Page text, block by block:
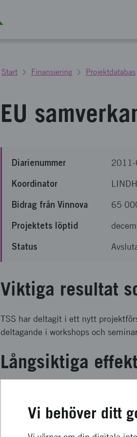
Start Finansiering Projektdatabas
EU
Diarienummer
Koordinator
Bidrag från Vinnova 65
Projektets löptid
Status
Viktiga resultat
TSS har deltagit i ett nytt
deltagande i workshops och
Långsiktiga
TSS har skapat värdefulla
projekt (http://www.greenemotion-
elektromobilitet. TSS har varit
Vi behöver ditt